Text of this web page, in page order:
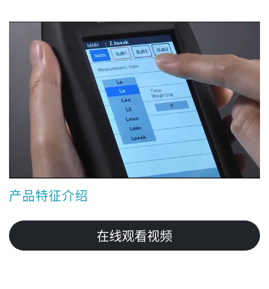
产品特征介绍
在线观看视频